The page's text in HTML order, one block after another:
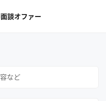
面談オファー